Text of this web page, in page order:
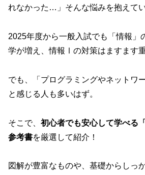
れなかった…」そんな悩みを抱えて
2025年度から一般入試でも「情報」
学が増え、情報Ⅰの対策はますます
でも、「プログラミングやネットワ
と感じる人も多いはず。
そこで、 初心者でも安心して学べる
参考書を厳選して紹介！
図解が豊富なものや、基礎からしっ